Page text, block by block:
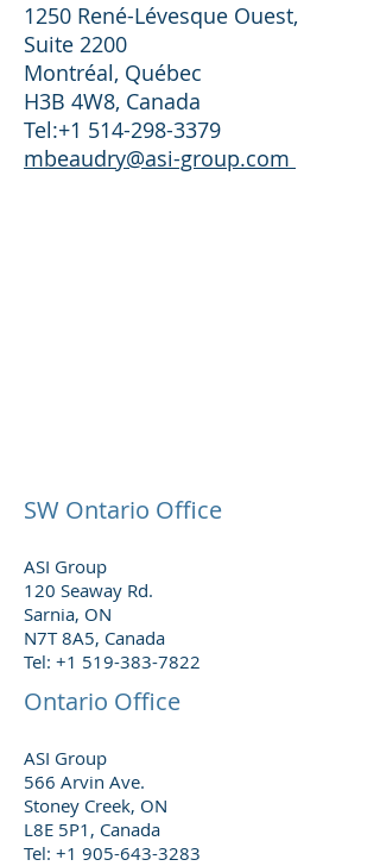
1250 René-Lévesque Ouest,
Suite 2200
Montréal, Québec
H3B 4W8, Canada
Tel:+1 514-298-3379
mbeaudry@asi-group.com
SW Ontario Office
ASI Group
120 Seaway Rd.
Sarnia, ON
N7T 8A5, Canada
Tel: +1 519-383-7822
Ontario Office
ASI Group
566 Arvin Ave.
Stoney Creek, ON
L8E 5P1, Canada
Tel: +1 905-643-3283